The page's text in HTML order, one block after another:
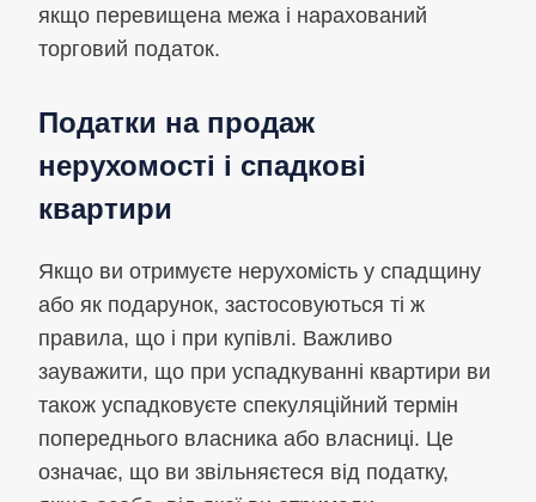
якщо перевищена межа і нарахований
торговий податок.
Податки на продаж
нерухомості і спадкові
квартири
Якщо ви отримуєте нерухомість у спадщину
або як подарунок, застосовуються ті ж
правила, що і при купівлі. Важливо
зауважити, що при успадкуванні квартири ви
також успадковуєте спекуляційний термін
попереднього власника або власниці. Це
означає, що ви звільняєтеся від податку,